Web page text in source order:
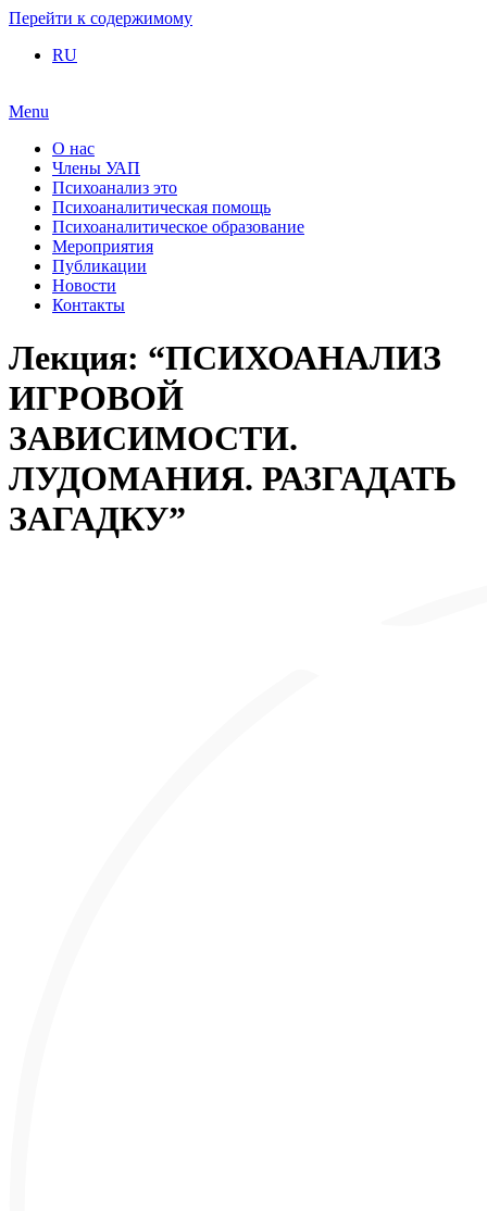
Перейти к содержимому
RU
Menu
О нас
Члены УАП
Психоанализ это
Психоаналитическая помощь
Психоаналитическое образование
Мероприятия
Публикации
Новости
Контакты
Лекция: “ПСИХОАНАЛИЗ
ИГРОВОЙ
ЗАВИСИМОСТИ.
ЛУДОМАНИЯ. РАЗГАДАТЬ
ЗАГАДКУ”